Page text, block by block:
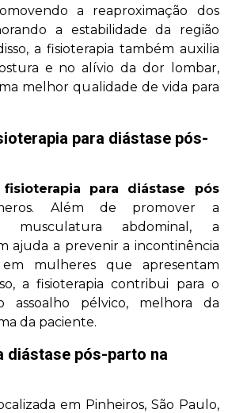
a reaproximação dos
a estabilidade da região
a fisioterapia também auxilia
e no alívio da dor lombar,
melhor qualidade de vida para
para diástase pós-
fisioterapia para diástase pós
Além de promover a
musculatura abdominal, a
ajuda a prevenir a incontinência
mulheres que apresentam
a fisioterapia contribui para o
assoalho pélvico, melhora da
da paciente.
diástase pós-parto na
em Pinheiros, São Paulo,